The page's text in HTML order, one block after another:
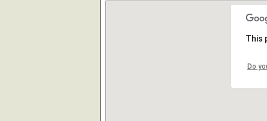
This
Do